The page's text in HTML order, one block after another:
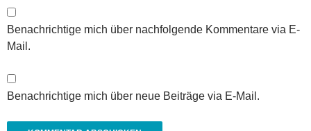
Benachrichtige mich über nachfolgende Kommentare via E-
Mail.
Benachrichtige mich über neue Beiträge via E-Mail.